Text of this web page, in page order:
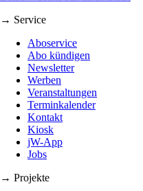
→ Service
Aboservice
Abo kündigen
Newsletter
Werben
Veranstaltungen
Terminkalender
Kontakt
Kiosk
jW-App
Jobs
→ Projekte